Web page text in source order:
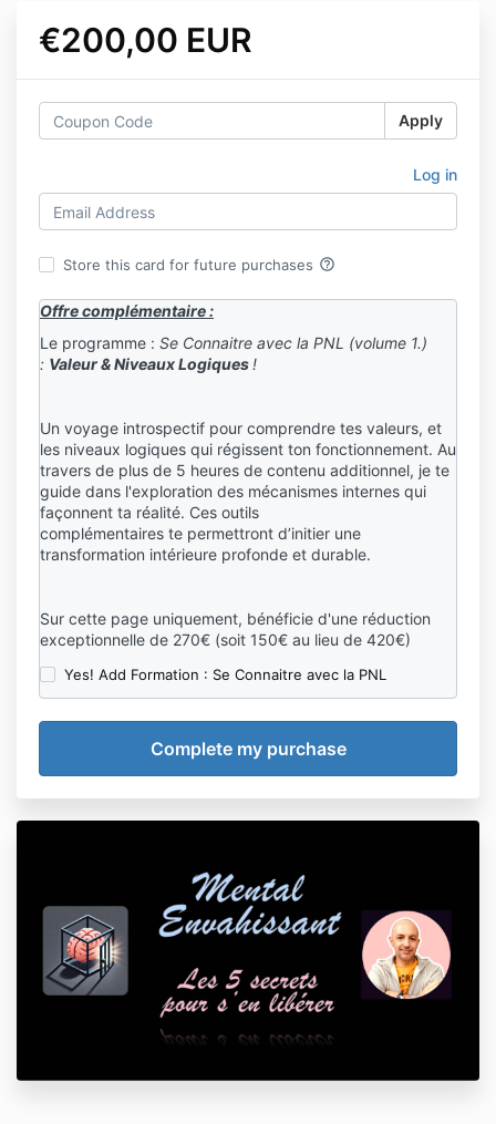
€200,00 EUR
Apply
Log in
Store this card for future purchases help_outline
Offre complémentaire :
Le programme : Se Connaitre avec la PNL (volume 1.)
: Valeur & Niveaux Logiques!
Un voyage introspectif pour comprendre tes valeurs, et
les niveaux logiques qui régissent ton fonctionnement. Au
travers de plus de 5 heures de contenu additionnel, je te
guide dans l'exploration des mécanismes internes qui
façonnent ta réalité. Ces outils
complémentaires te permettront d’initier une
transformation intérieure profonde et durable.
Sur cette page uniquement, bénéficie d'une réduction
exceptionnelle de 270€ (soit 150€ au lieu de 420€)
Yes! Add Formation : Se Connaitre avec la PNL